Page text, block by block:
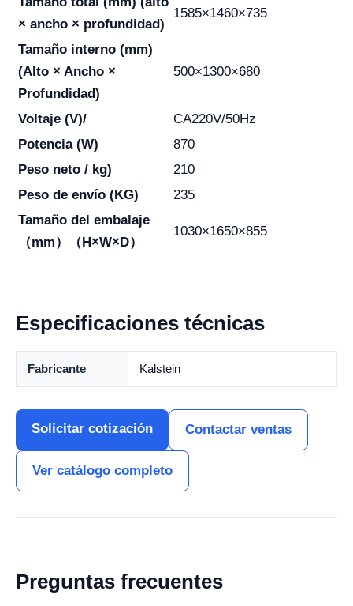
× ancho × profundidad)
1585×1460×735
Tamaño interno (mm)
(Alto × Ancho ×
Profundidad)
500×1300×680
Voltaje (V)/
CA220V/50Hz
Potencia (W)
870
Peso neto / kg)
210
Peso de envío (KG)
235
Tamaño del embalaje
（mm）（H×W×D）
1030×1650×855
Especificaciones técnicas
Fabricante Kalstein
Solicitar cotización Contactar ventas
Ver catálogo completo
Preguntas frecuentes